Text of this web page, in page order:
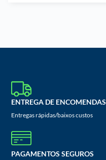
ENTREGA DE ENCOMENDAS
Entregas rápidas/baixos custos
PAGAMENTOS SEGUROS